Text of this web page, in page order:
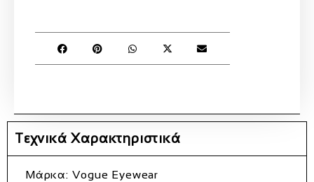
Τεχνικά Χαρακτηριστικά
Μάρκα: Vogue Eyewear